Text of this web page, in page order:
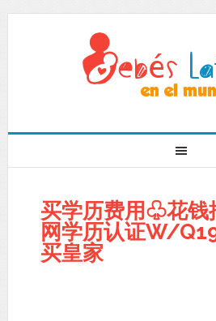
买学历费用♧花钱
网学历认证W/
买皇家